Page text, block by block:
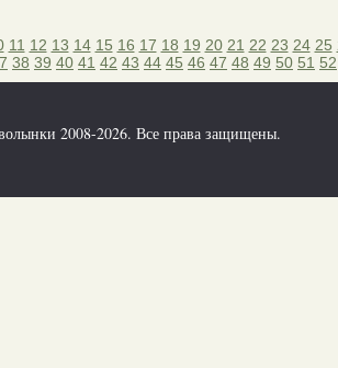
11 12 13 14 15 16 17 18 19 20 21 22 23 24 25
38 39 40 41 42 43 44 45 46 47 48 49 50 51 52
2008-2026. Все права защищены.